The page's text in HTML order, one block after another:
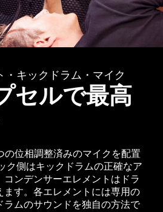
キックドラム・マイク
セルで最高
の位相調整済みのマイクを配置
ク側はキックドラムの正確なア
ンデンサーエレメントはドラ
す。各エレメントには専用の
ムのサウンドを独自の方法で